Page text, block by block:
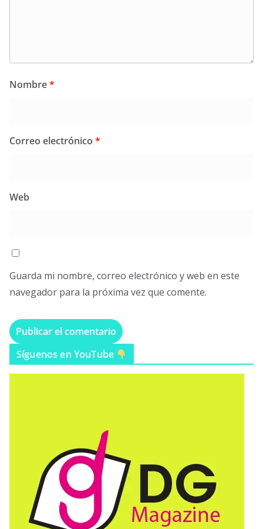
Nombre*
Correo electrónico *
Web
Guarda mi nombre, correo electrónico y web en este
navegador para la próxima vez que comente.
Síguenos en YouTube